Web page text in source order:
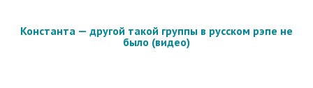
Константа — другой такой группы в русском рэпе не
было (видео)